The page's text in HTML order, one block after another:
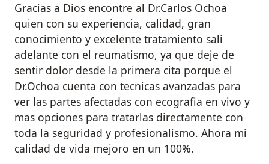
Gracias a Dios encontre al Dr.Carlos Ochoa
quien con su experiencia, calidad, gran
conocimiento y excelente tratamiento sali
adelante con el reumatismo, ya que deje de
sentir dolor desde la primera cita porque el
Dr.Ochoa cuenta con tecnicas avanzadas para
ver las partes afectadas con ecografia en vivo y
mas opciones para tratarlas directamente con
toda la seguridad y profesionalismo. Ahora mi
calidad de vida mejoro en un 100%.